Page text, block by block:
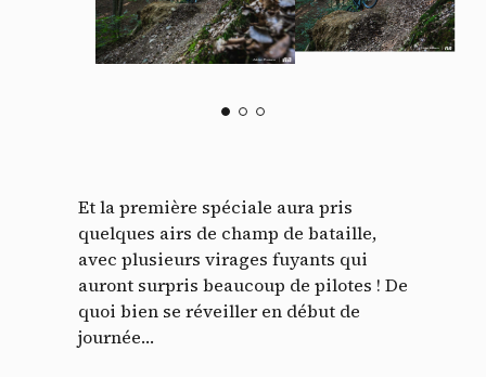
Et la première spéciale aura pris
quelques airs de champ de bataille,
avec plusieurs virages fuyants qui
auront surpris beaucoup de pilotes ! De
quoi bien se réveiller en début de
journée…